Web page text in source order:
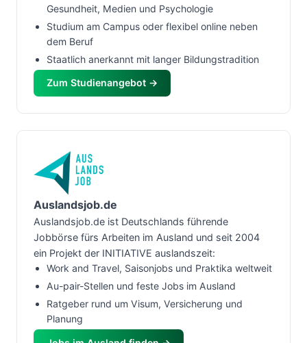
Gesundheit, Medien und Psychologie
Studium am Campus oder flexibel online neben
dem Beruf
Staatlich anerkannt mit langer Bildungstradition
Zum Studienangebot →
Auslandsjob.de
Auslandsjob.de ist Deutschlands führende
Jobbörse fürs Arbeiten im Ausland und seit 2004
ein Projekt der INITIATIVE auslandszeit:
Work and Travel, Saisonjobs und Praktika weltweit
Au-pair-Stellen und feste Jobs im Ausland
Ratgeber rund um Visum, Versicherung und
Planung